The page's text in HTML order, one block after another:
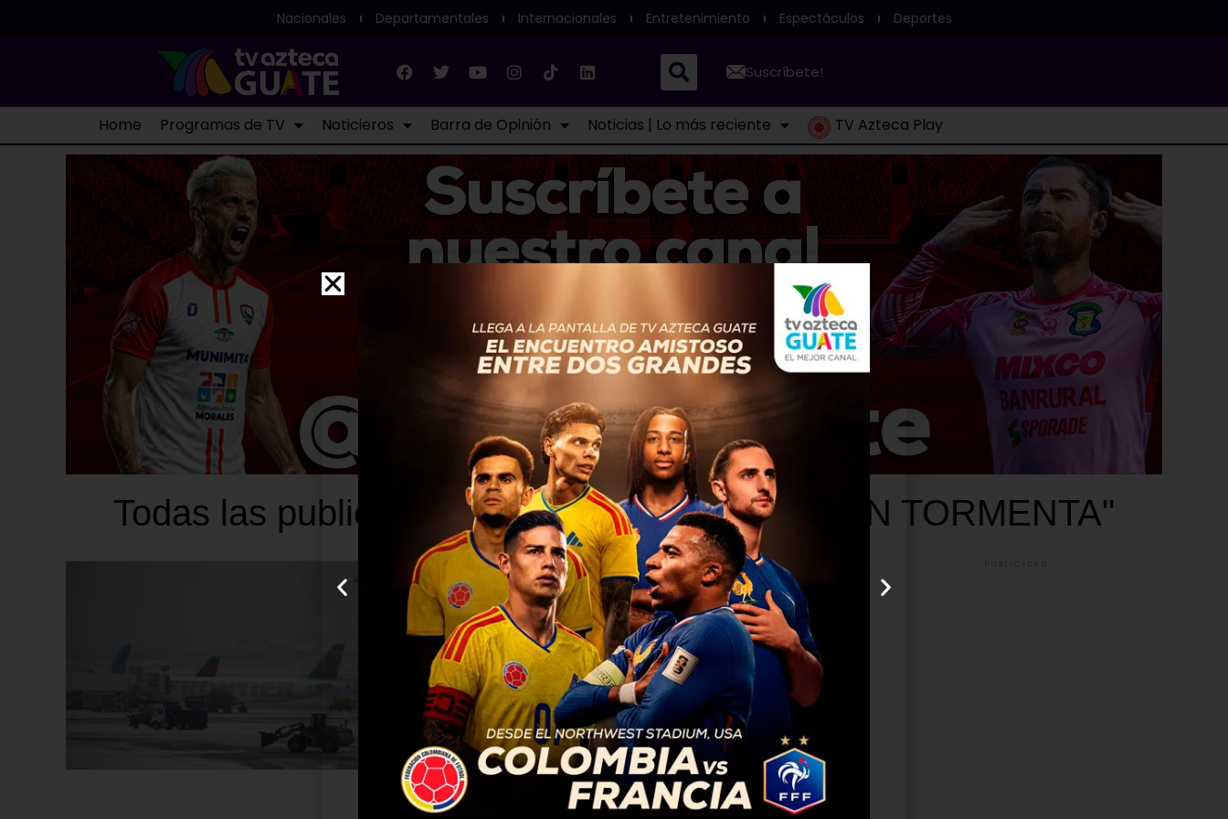
Nacionales Departamentales Internacionales Entretenimiento Espectáculos Deportes
Suscríbete!
Home Programas de TV Noticieros Barra de Opinión Noticias | Lo más reciente TV Azteca Play
Todas las publicaciones etiquetadas con "GRAN TORMENTA"
INTERNACIONALES 4 años atrás
La gran tormenta invernal
“única en una generación”,
afecta gran parte de Estados
Unidos
La gran tormenta invernal que está afectando
a buena parte de Estados Unidos ha dejado a
millones de personas sin electricidad y a miles
sin poder viajar en avión en...